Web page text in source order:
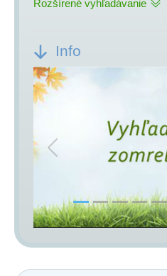
Rozšírené vyhľadávanie
Info
Previous